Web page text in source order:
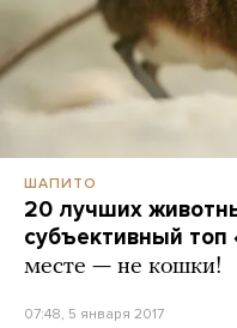
ШАПИТО
20 лучших
субъективный
месте — не кошки!
07:48, 5 января 2017